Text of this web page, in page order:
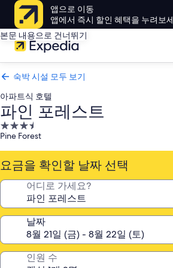
앱으로 이동
앱에서 즉시 할인 혜택을 누려보
본문 내용으로 건너뛰기
숙박 시설 모두 보기
아파트식 호텔
파인 포레스트
3.5
성
급
숙
박
설
Pine Forest
요금을 확인할 날짜 선택
어디로 가세요?
날짜
인원 수